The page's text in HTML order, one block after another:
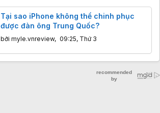
Tại sao iPhone không thể chinh phục
được đàn ông Trung Quốc?
bởi myle.vnreview, 09:25, Thứ 3